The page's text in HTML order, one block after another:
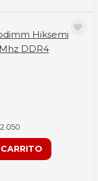
Hiksemi
DDR4